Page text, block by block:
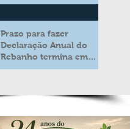
Prazo para fazer
Declaração Anual do
Rebanho termina em
duas semanas